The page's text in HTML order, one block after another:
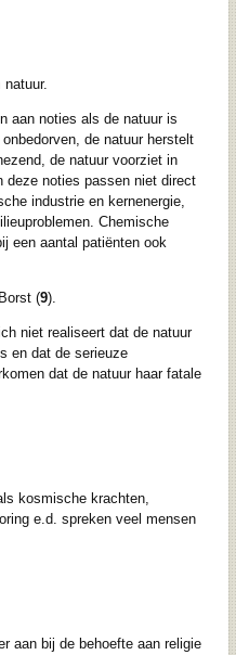
aan noties als de natuur is
de natuur herstelt
de natuur voorziet in
deze noties passen niet direct
industrie en kernenergie,
Chemische
een aantal patiënten ook
(9).
niet realiseert dat de natuur
en dat de serieuze
dat de natuur haar fatale
kosmische krachten,
e.d. spreken veel mensen
aan bij de behoefte aan religie